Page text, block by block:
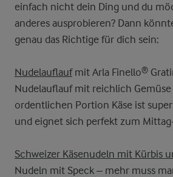
einfach nicht dein Ding und du
anderes ausprobieren? Dann
genau das Richtige für dich sein:
Nudelauflaufmit Arla Finello®
Nudelauflauf mit reichlich
ordentlichen Portion Käse ist
und eignet sich perfekt zum
Schweizer Käsenudeln mit Kürbis
Nudeln mit Speck – mehr muss